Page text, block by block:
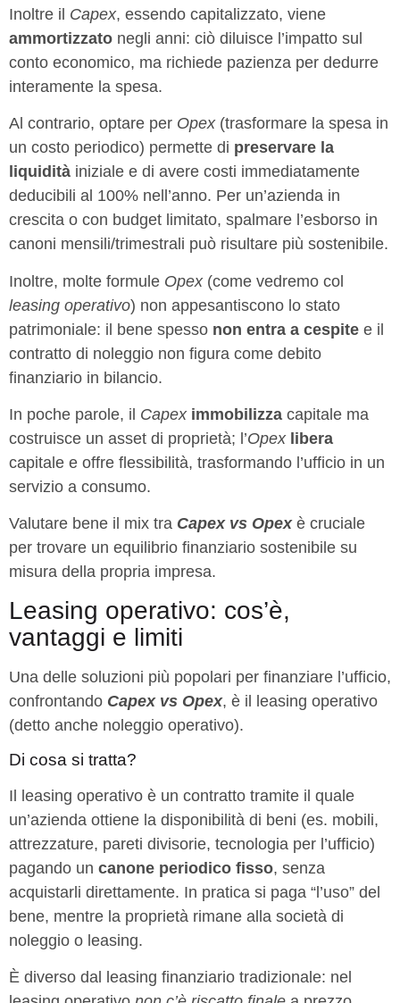
Inoltre il Capex, essendo capitalizzato, viene
ammortizzato negli anni: ciò diluisce l’impatto sul
conto economico, ma richiede pazienza per dedurre
interamente la spesa.
Al contrario, optare per Opex(trasformare la spesa in
un costo periodico) permette di preservare la
liquidità iniziale e di avere costi immediatamente
deducibili al 100% nell’anno. Per un’azienda in
crescita o con budget limitato, spalmare l’esborso in
canoni mensili/trimestrali può risultare più sostenibile.
Inoltre, molte formule Opex (come vedremo col
leasing operativo) non appesantiscono lo stato
patrimoniale: il bene spesso non entra a cespite e il
contratto di noleggio non figura come debito
finanziario in bilancio.
In poche parole, il Capex immobilizza capitale ma
costruisce un asset di proprietà; l’Opex libera
capitale e offre flessibilità, trasformando l’ufficio in un
servizio a consumo.
Valutare bene il mix tra Capex vs Opexè cruciale
per trovare un equilibrio finanziario sostenibile su
misura della propria impresa.
Leasing operativo: cos’è,
vantaggi e limiti
Una delle soluzioni più popolari per finanziare l’ufficio,
confrontando Capex vs Opex, è il leasing operativo
(detto anche noleggio operativo).
Di cosa si tratta?
Il leasing operativo è un contratto tramite il quale
un’azienda ottiene la disponibilità di beni (es. mobili,
attrezzature, pareti divisorie, tecnologia per l’ufficio)
pagando un canone periodico fisso, senza
acquistarli direttamente. In pratica si paga “l’uso” del
bene, mentre la proprietà rimane alla società di
noleggio o leasing.
È diverso dal leasing finanziario tradizionale: nel